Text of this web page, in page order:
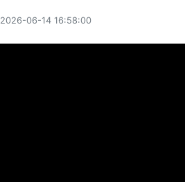
2026-06-14 16:58:00